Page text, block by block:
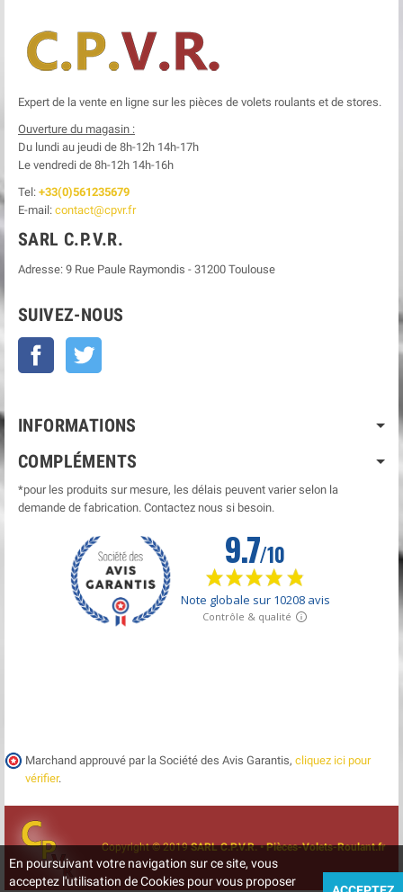
Expert de la vente en ligne sur les pièces de volets roulants et de stores.
Ouverture du magasin :
Du lundi au jeudi de 8h-12h 14h-17h
Le vendredi de 8h-12h 14h-16h
Tel: +33(0)561235679
E-mail: contact@cpvr.fr
SARL C.P.V.R.
Adresse: 9 Rue Paule Raymondis - 31200 Toulouse
SUIVEZ-NOUS
Facebook
INFORMATIONS
COMPLÉMENTS
*pour les produits sur mesure, les délais peuvent varier selon la
demande de fabrication. Contactez nous si besoin.
Marchand approuvé par la Société des Avis Garantis, cliquez ici pour
vérifier.
Copyright © 2019SARL C.P.V.R. • Pièces-Volets-Roulant.fr
En poursuivant votre navigation sur ce site, vous
acceptez l'utilisation de Cookies pour vous proposer